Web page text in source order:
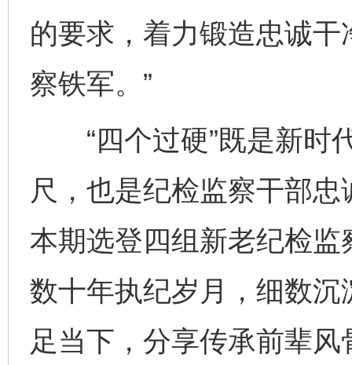
的要求，着力锻造忠诚
察铁军。”
“四个过硬”既是新时
尺，也是纪检监察干部
本期选登四组新老纪检
数十年执纪岁月，细数
足当下，分享传承前辈